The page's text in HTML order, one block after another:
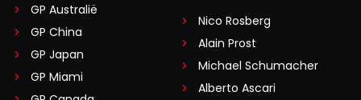
GP Australië
GP China
GP Japan
GP Miami
Nico Rosberg
Alain Prost
Michael Schumacher
Alberto Ascari